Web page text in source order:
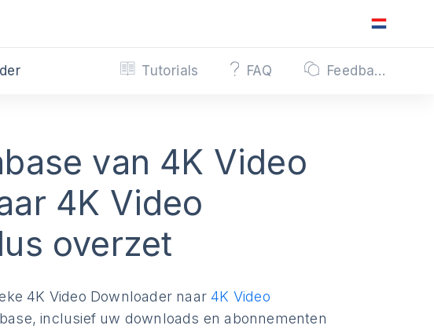
Tutorials FAQ Feedback
van 4K Video
4K Video
overzet
4K Video Downloader naar4K Video
inclusief uw downloads en abonnementen